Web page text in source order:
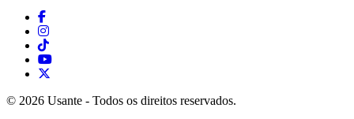
© 2026 Usante - Todos os direitos reservados.